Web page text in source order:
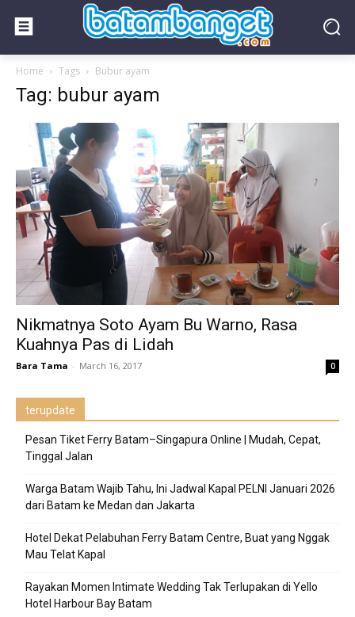
Home Tags Bubur ayam
Tag: bubur ayam
Nikmatnya Soto Ayam Bu Warno, Rasa
Kuahnya Pas di Lidah
Bara Tama - March 16, 2017 0
terupdate
Pesan Tiket Ferry Batam–Singapura Online | Mudah, Cepat,
Tinggal Jalan
Warga Batam Wajib Tahu, Ini Jadwal Kapal PELNI Januari 2026
dari Batam ke Medan dan Jakarta
Hotel Dekat Pelabuhan Ferry Batam Centre, Buat yang Nggak
Mau Telat Kapal
Rayakan Momen Intimate Wedding Tak Terlupakan di Yello
Hotel Harbour Bay Batam